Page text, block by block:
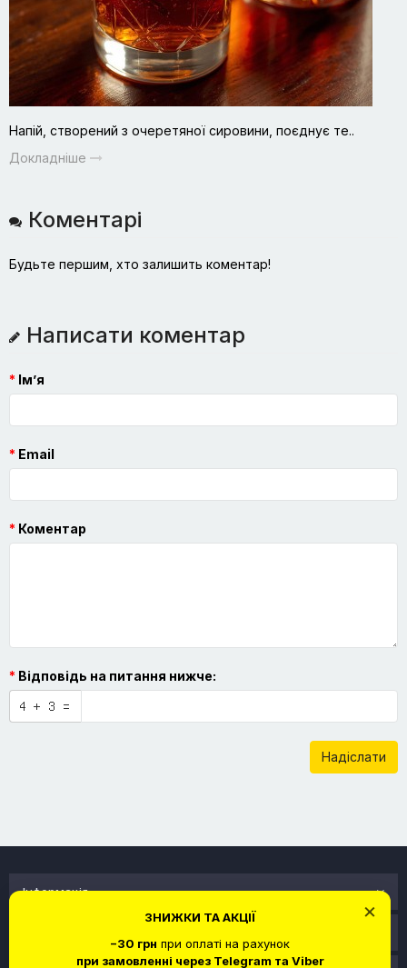
Напій, створений з очеретяної сировини, поєднує те..
Докладніше
Коментарі
Будьте першим, хто залишить коментар!
Написати коментар
Ім’я
Email
Коментар
Відповідь на питання нижче:
Надіслати
×
ЗНИЖКИ ТА АКЦІЇ
−30 грн при оплаті на рахунок
при замовленні через Telegram та Viber
Інформація